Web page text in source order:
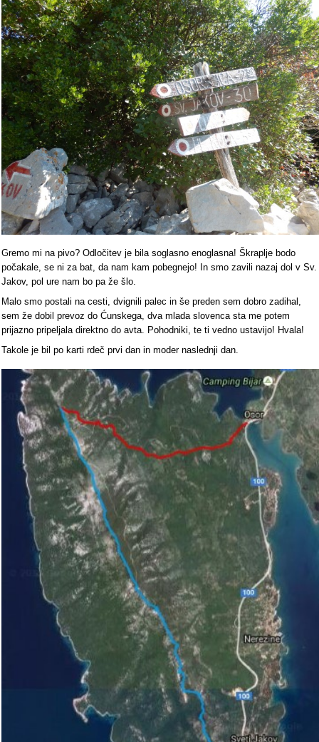
Gremo mi na pivo? Odločitev je bila soglasno enoglasna! Škraplje bodo
počakale, se ni za bat, da nam kam pobegnejo! In smo zavili nazaj dol v Sv.
Jakov, pol ure nam bo pa že šlo.
Malo smo postali na cesti, dvignili palec in še preden sem dobro zadihal,
sem že dobil prevoz do Ćunskega, dva mlada slovenca sta me potem
prijazno pripeljala direktno do avta. Pohodniki, te ti vedno ustavijo! Hvala!
Takole je bil po karti rdeč prvi dan in moder naslednji dan.